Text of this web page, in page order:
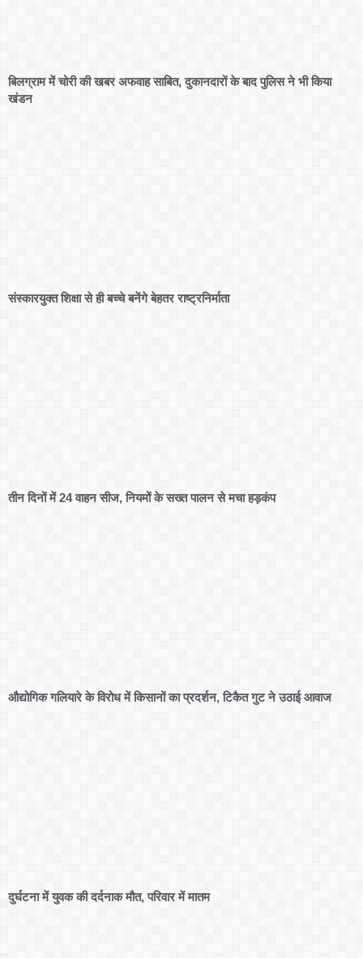
बिलग्राम में चोरी की खबर अफवाह साबित, दुकानदारों के बाद पुलिस ने भी किया
खंडन
संस्कारयुक्त शिक्षा से ही बच्चे बनेंगे बेहतर राष्ट्रनिर्माता
तीन दिनों में 24 वाहन सीज, नियमों के सख्त पालन से मचा हड़कंप
औद्योगिक गलियारे के विरोध में किसानों का प्रदर्शन, टिकैत गुट ने उठाई आवाज
दुर्घटना में युवक की दर्दनाक मौत, परिवार में मातम